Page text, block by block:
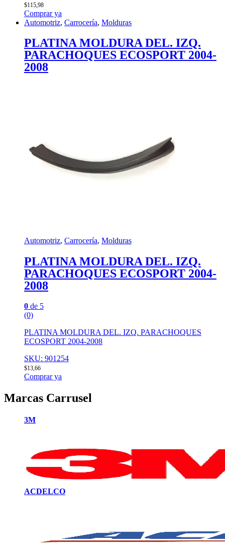
$115,98
Comprar ya
Automotriz, Carrocería, Molduras
PLATINA MOLDURA DEL. IZQ.
PARACHOQUES ECOSPORT 2004-
2008
Automotriz, Carrocería, Molduras
PLATINA MOLDURA DEL. IZQ.
PARACHOQUES ECOSPORT 2004-
2008
0 de 5
(0)
PLATINA MOLDURA DEL. IZQ. PARACHOQUES
ECOSPORT 2004-2008
SKU: 901254
$13,66
Comprar ya
Marcas Carrusel
3M
ACDELCO